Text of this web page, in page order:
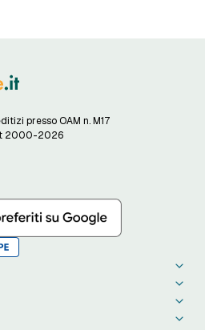
presso OAM n. M17
2000-2026